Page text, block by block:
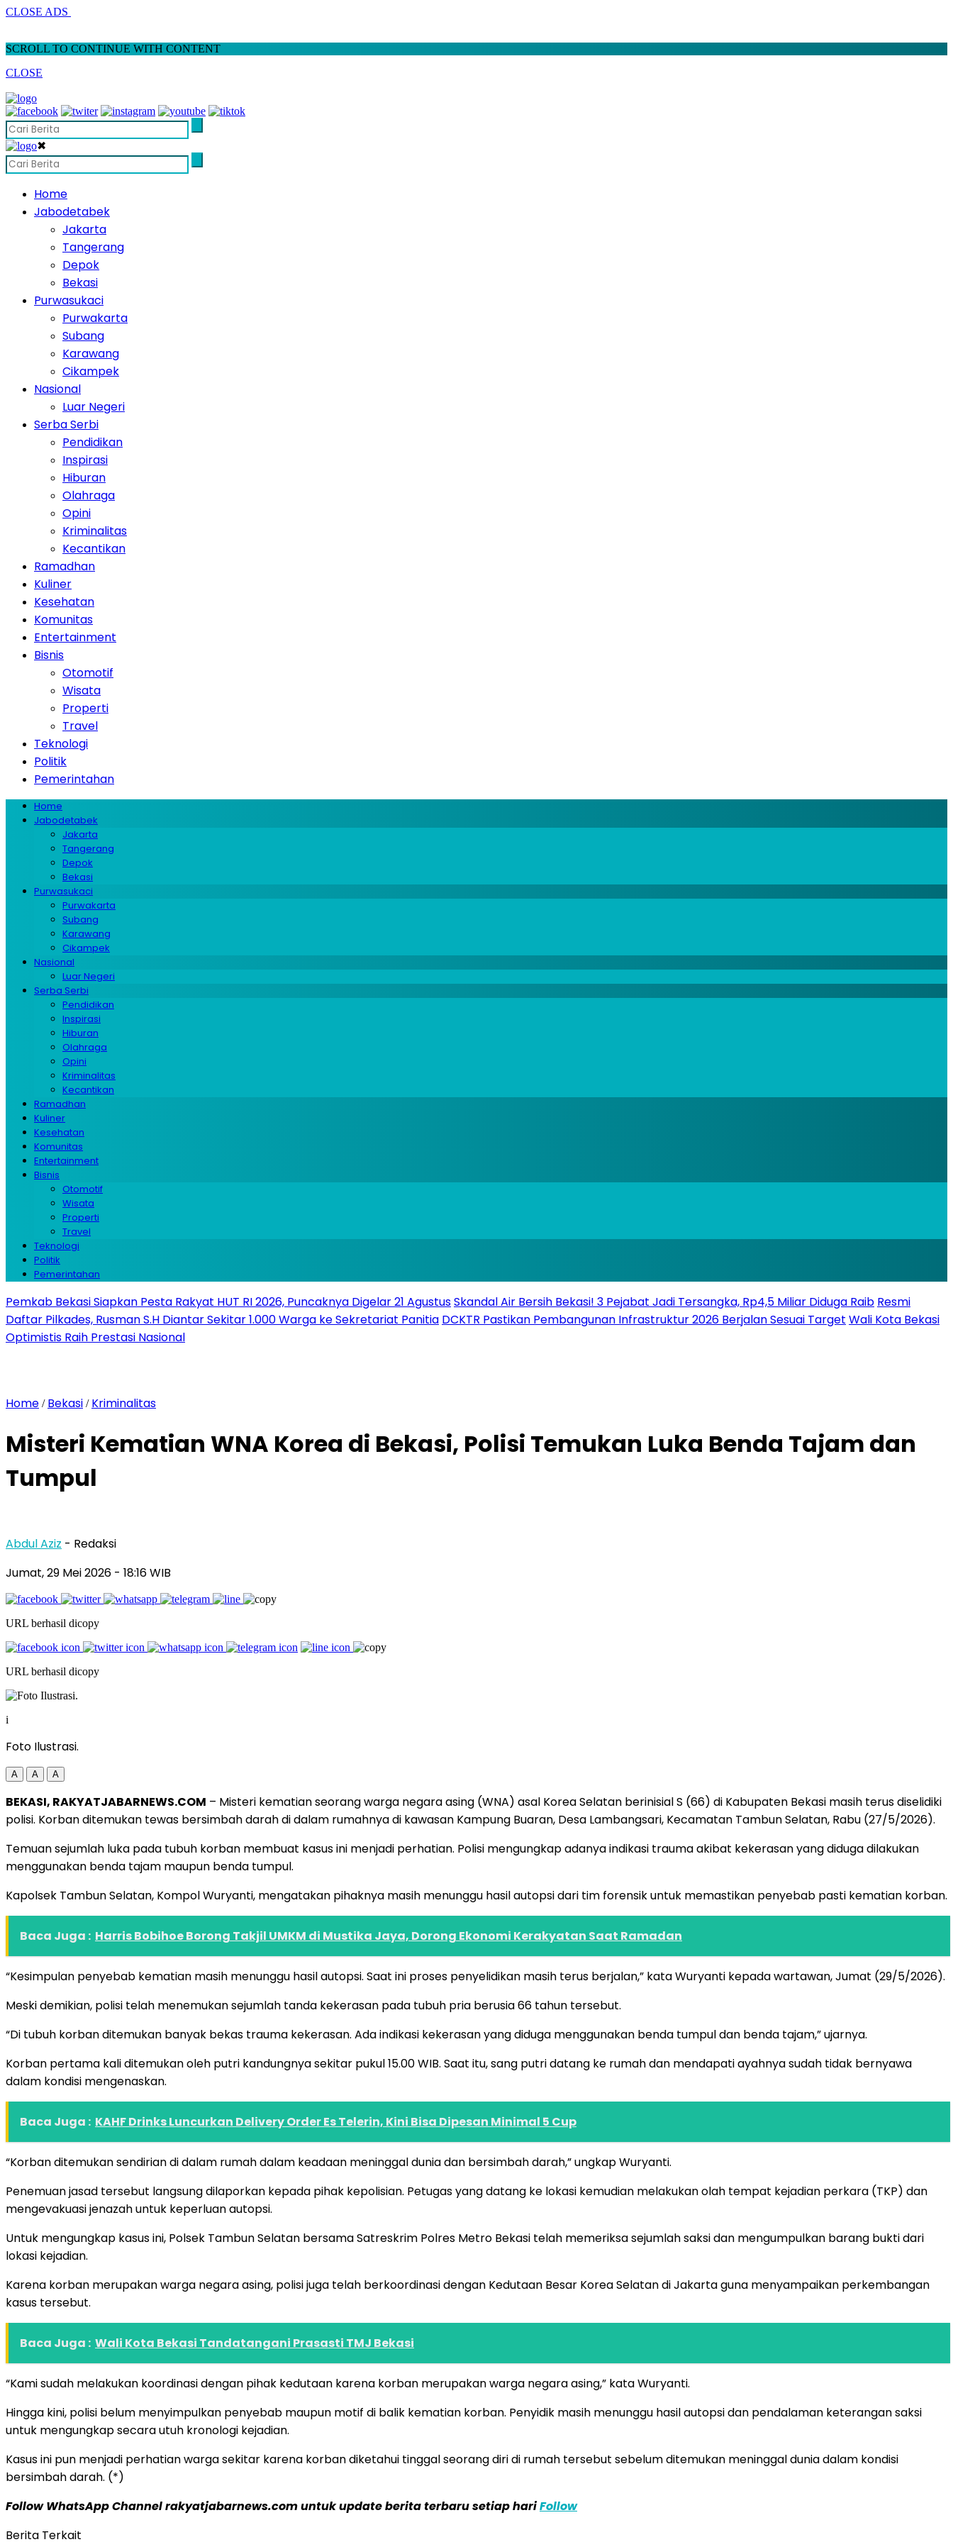
CLOSE ADS
SCROLL TO CONTINUE WITH CONTENT
CLOSE
✖
Home
Jabodetabek
Jakarta
Tangerang
Depok
Bekasi
Purwasukaci
Purwakarta
Subang
Karawang
Cikampek
Nasional
Luar Negeri
Serba Serbi
Pendidikan
Inspirasi
Hiburan
Olahraga
Opini
Kriminalitas
Kecantikan
Ramadhan
Kuliner
Kesehatan
Komunitas
Entertainment
Bisnis
Otomotif
Wisata
Properti
Travel
Teknologi
Politik
Pemerintahan
Home
Jabodetabek
Jakarta
Tangerang
Depok
Bekasi
Purwasukaci
Purwakarta
Subang
Karawang
Cikampek
Nasional
Luar Negeri
Serba Serbi
Pendidikan
Inspirasi
Hiburan
Olahraga
Opini
Kriminalitas
Kecantikan
Ramadhan
Kuliner
Kesehatan
Komunitas
Entertainment
Bisnis
Otomotif
Wisata
Properti
Travel
Teknologi
Politik
Pemerintahan
Pemkab Bekasi Siapkan Pesta Rakyat HUT RI 2026, Puncaknya Digelar 21 AgustusSkandal Air Bersih Bekasi! 3 Pejabat Jadi Tersangka, Rp4,5 Miliar Diduga Raib Resmi
Daftar Pilkades, Rusman S.H Diantar Sekitar 1.000 Warga ke Sekretariat Panitia DCKTR Pastikan Pembangunan Infrastruktur 2026 Berjalan Sesuai Target Wali Kota Bekasi
Optimistis Raih Prestasi Nasional
Home / Bekasi / Kriminalitas
Misteri Kematian WNA Korea di Bekasi, Polisi Temukan Luka Benda Tajam dan
Tumpul
Abdul Aziz - Redaksi
Jumat, 29 Mei 2026 - 18:16 WIB
URL berhasil dicopy
URL berhasil dicopy
i
Foto Ilustrasi.
A A A
BEKASI, RAKYATJABARNEWS.COM – Misteri kematian seorang warga negara asing (WNA) asal Korea Selatan berinisial S (66) di Kabupaten Bekasi masih terus diselidiki
polisi. Korban ditemukan tewas bersimbah darah di dalam rumahnya di kawasan Kampung Buaran, Desa Lambangsari, Kecamatan Tambun Selatan, Rabu (27/5/2026).
Temuan sejumlah luka pada tubuh korban membuat kasus ini menjadi perhatian. Polisi mengungkap adanya indikasi trauma akibat kekerasan yang diduga dilakukan
menggunakan benda tajam maupun benda tumpul.
Kapolsek Tambun Selatan, Kompol Wuryanti, mengatakan pihaknya masih menunggu hasil autopsi dari tim forensik untuk memastikan penyebab pasti kematian korban.
Baca Juga : Harris Bobihoe Borong Takjil UMKM di Mustika Jaya, Dorong Ekonomi Kerakyatan Saat Ramadan
“Kesimpulan penyebab kematian masih menunggu hasil autopsi. Saat ini proses penyelidikan masih terus berjalan,” kata Wuryanti kepada wartawan, Jumat (29/5/2026).
Meski demikian, polisi telah menemukan sejumlah tanda kekerasan pada tubuh pria berusia 66 tahun tersebut.
“Di tubuh korban ditemukan banyak bekas trauma kekerasan. Ada indikasi kekerasan yang diduga menggunakan benda tumpul dan benda tajam,” ujarnya.
Korban pertama kali ditemukan oleh putri kandungnya sekitar pukul 15.00 WIB. Saat itu, sang putri datang ke rumah dan mendapati ayahnya sudah tidak bernyawa
dalam kondisi mengenaskan.
Baca Juga : KAHF Drinks Luncurkan Delivery Order Es Telerin, Kini Bisa Dipesan Minimal 5 Cup
“Korban ditemukan sendirian di dalam rumah dalam keadaan meninggal dunia dan bersimbah darah,” ungkap Wuryanti.
Penemuan jasad tersebut langsung dilaporkan kepada pihak kepolisian. Petugas yang datang ke lokasi kemudian melakukan olah tempat kejadian perkara (TKP) dan
mengevakuasi jenazah untuk keperluan autopsi.
Untuk mengungkap kasus ini, Polsek Tambun Selatan bersama Satreskrim Polres Metro Bekasi telah memeriksa sejumlah saksi dan mengumpulkan barang bukti dari
lokasi kejadian.
Karena korban merupakan warga negara asing, polisi juga telah berkoordinasi dengan Kedutaan Besar Korea Selatan di Jakarta guna menyampaikan perkembangan
kasus tersebut.
Baca Juga : Wali Kota Bekasi Tandatangani Prasasti TMJ Bekasi
“Kami sudah melakukan koordinasi dengan pihak kedutaan karena korban merupakan warga negara asing,” kata Wuryanti.
Hingga kini, polisi belum menyimpulkan penyebab maupun motif di balik kematian korban. Penyidik masih menunggu hasil autopsi dan pendalaman keterangan saksi
untuk mengungkap secara utuh kronologi kejadian.
Kasus ini pun menjadi perhatian warga sekitar karena korban diketahui tinggal seorang diri di rumah tersebut sebelum ditemukan meninggal dunia dalam kondisi
bersimbah darah. (*)
Follow WhatsApp Channel rakyatjabarnews.com untuk update berita terbaru setiap hariFollow
Berita Terkait